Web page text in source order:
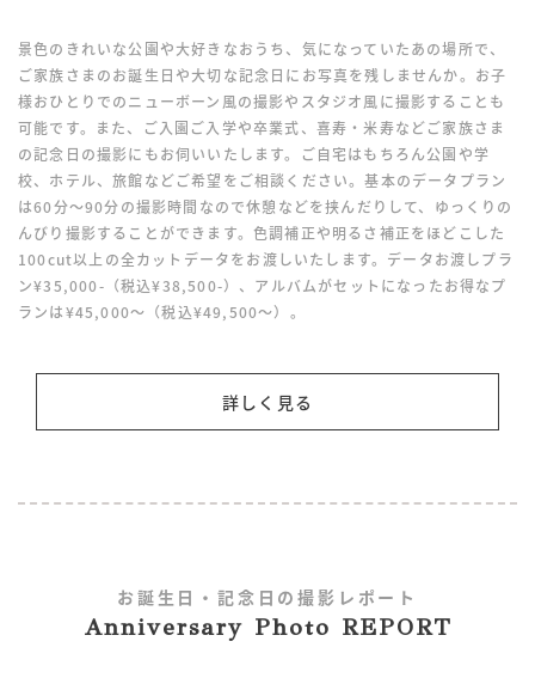
景色のきれいな公園や大好きなおうち、気になっていたあの場所で、
ご家族さまのお誕生日や大切な記念日にお写真を残しませんか。お子
様おひとりでのニューボーン風の撮影やスタジオ風に撮影することも
可能です。また、ご入園ご入学や卒業式、喜寿・米寿などご家族さま
の記念日の撮影にもお伺いいたします。ご自宅はもちろん公園や学
校、ホテル、旅館などご希望をご相談ください。基本のデータプラン
は60分〜90分の撮影時間なので休憩などを挟んだりして、ゆっくりの
んびり撮影することができます。色調補正や明るさ補正をほどこした
100cut以上の全カットデータをお渡しいたします。データお渡しプラ
ン¥35,000-（税込¥38,500-）、アルバムがセットになったお得なプ
ランは¥45,000〜（税込¥49,500〜）。
詳しく見る
お誕生日・記念日の撮影レポート
Anniversary Photo REPORT